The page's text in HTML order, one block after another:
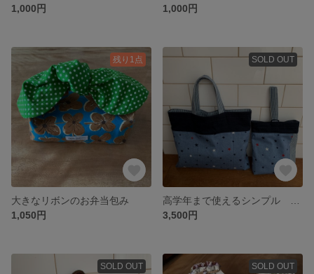
1,000円
1,000円
残り1点
大きなリボンのお弁当包み
1,050円
SOLD OUT
3,500円
SOLD OUT SOLD OUT